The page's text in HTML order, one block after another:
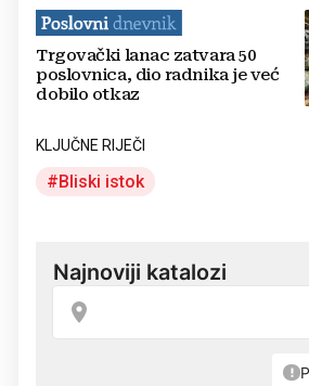
Trgovački lanac zatvara 50
poslovnica, dio radnika je već
dobilo otkaz
KLJUČNE RIJEČI
Bliski istok